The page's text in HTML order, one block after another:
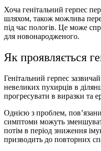
Хоча генітальний герпес
шляхом, також можлива
під час пологів. Це може
для новонародженого.
Як проявляється
Генітальний герпес
невеликих пухирців в
прогресувати в виразки та
Однією з проблем,
симптоми можуть
потім в період зниження
призводить до повторних